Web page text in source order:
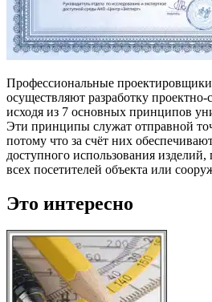
Профессиональные
осуществляют разработку
исходя из 7 основных принципов
Эти принципы служат отправной
потому что за счёт них
доступного использования
всех посетителей объекта или
Это интересно